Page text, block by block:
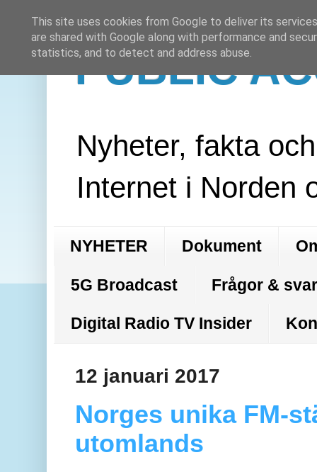
PUBLIC
Nyheter, fakta
Internet i Norden
NYHETER Dokument
5G Broadcast Frågor &
Digital Radio TV Insider
12 januari 2017
Norges unika FM-
utomlands
This site uses cookies from Google to deliver its
are shared with Google along with performance and
statistics, and to detect and address abuse.